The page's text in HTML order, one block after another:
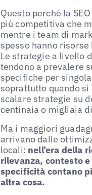
Questo perché la
più competitiva che
mentre i team di
spesso hanno
Le strategie a livello
tendono a prevalere
specifiche per
soprattutto quando si
scalare strategie su
centinaia o migliaia
Ma i maggiori
arrivano dalle
locali: nell’era della
rilevanza, contesto e
specificità contano
altra cosa.